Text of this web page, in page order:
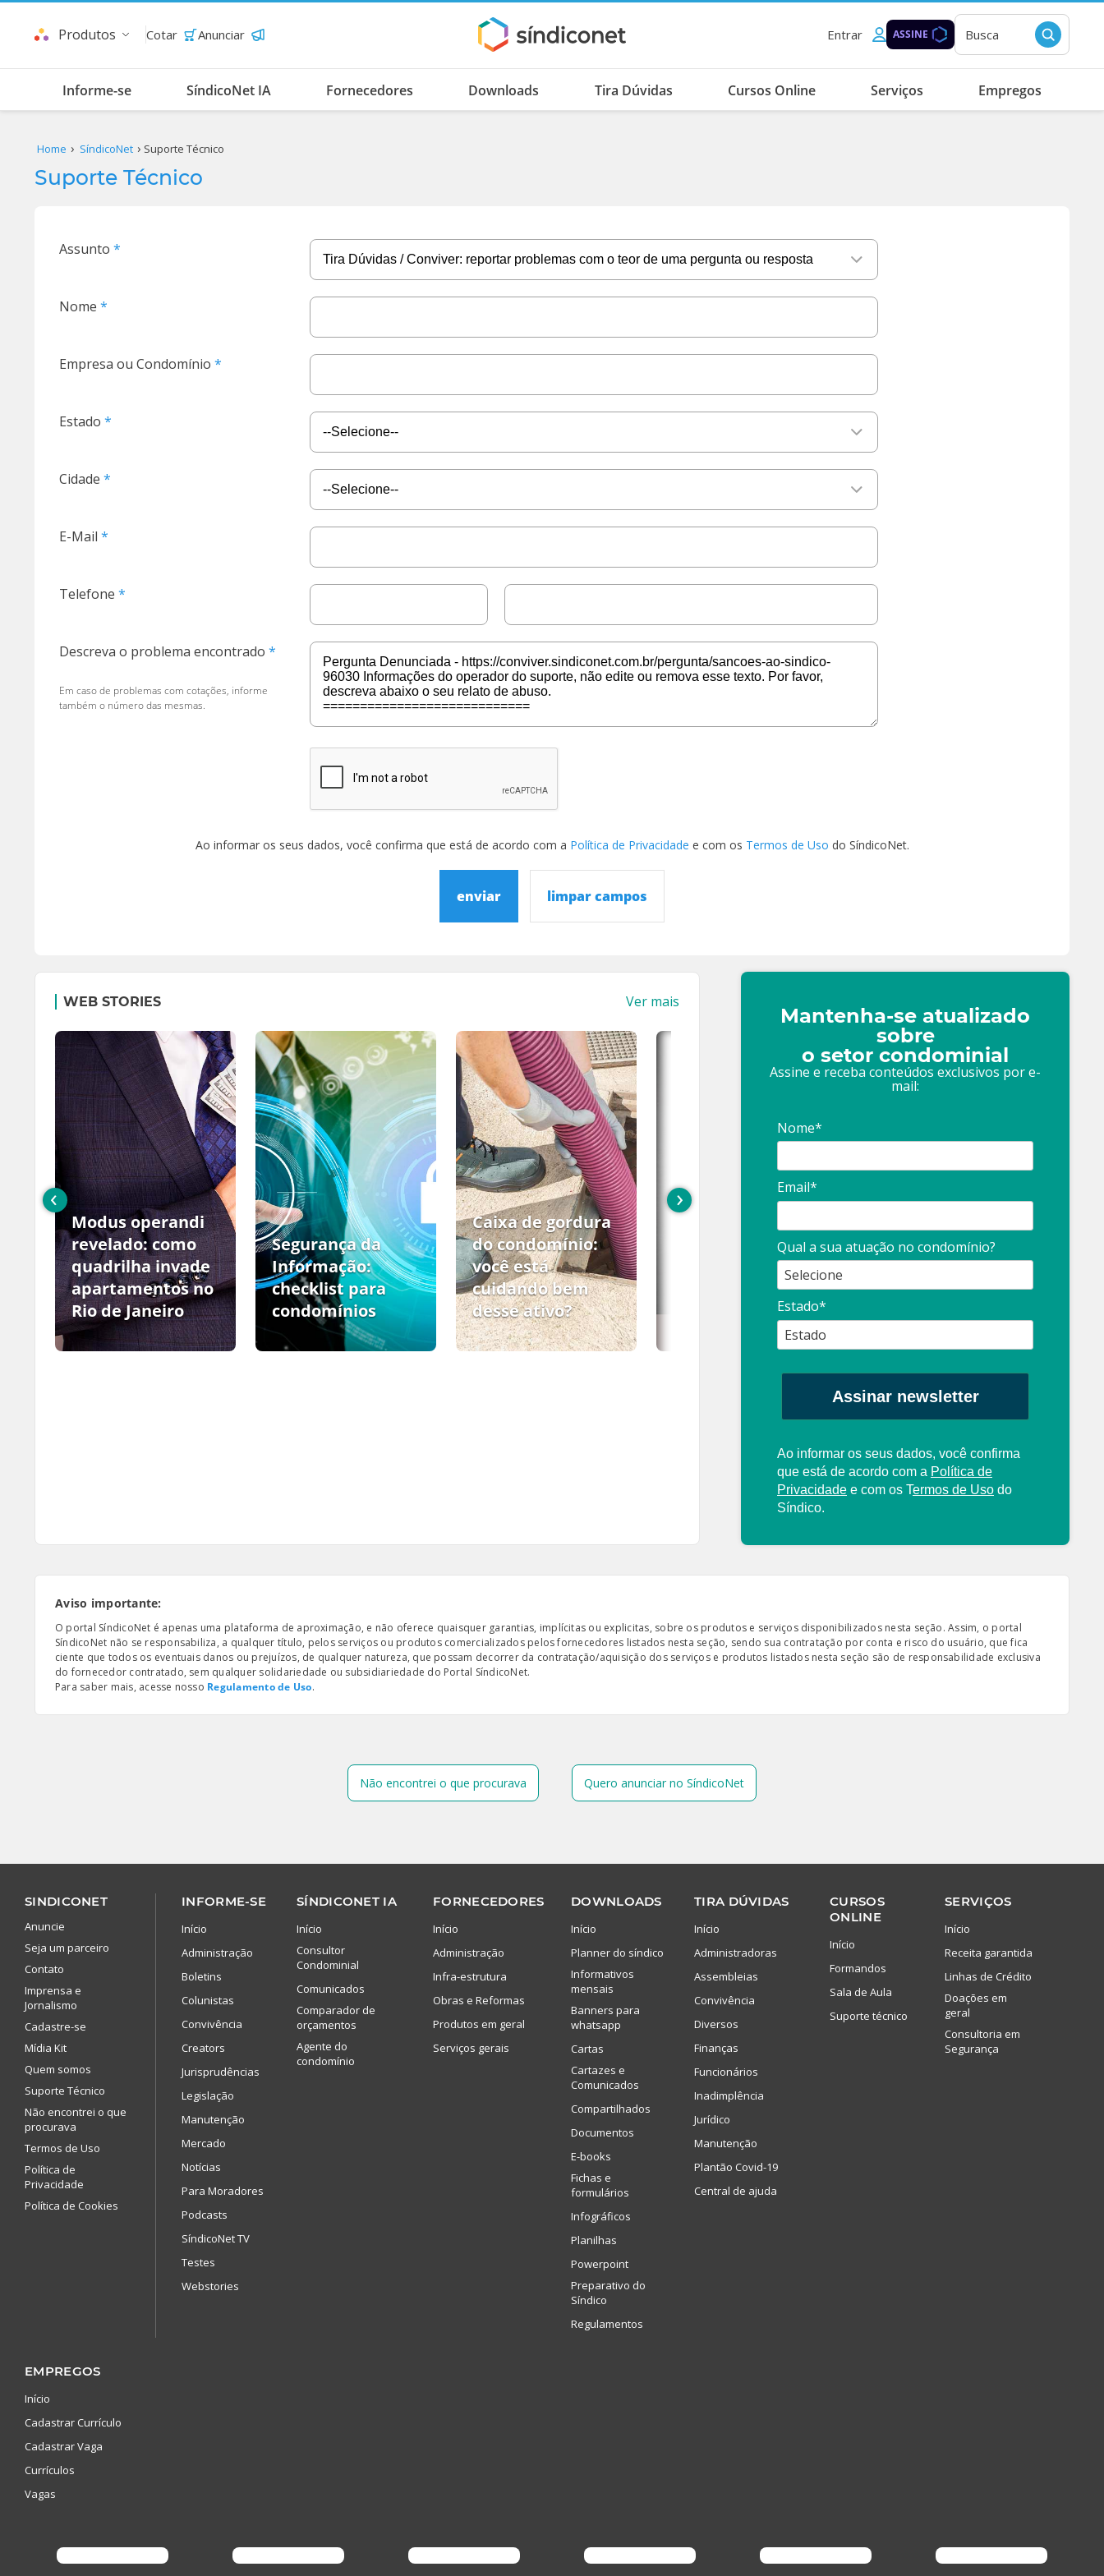
Produtos Cotar Anunciar Entrar ASSINE Busca
Informe-se SíndicoNet IA Fornecedores Downloads Tira Dúvidas Cursos Online Serviços Empregos
Home SíndicoNet Suporte Técnico
Suporte Técnico
Assunto
Nome
Empresa ou Condomínio
Estado
Cidade
E-Mail
Telefone
Descreva o problema encontrado
Em caso de problemas com cotações, informe
também o número das mesmas.
Ao informar os seus dados, você confirma que está de acordo com a Política de Privacidade e com os Termos de Uso do SíndicoNet.
enviar limpar campos
WEB STORIES Ver mais
Modus operandi
revelado: como
quadrilha invade
apartamentos no
Rio de Janeiro
Segurança da
Informação:
checklist para
condomínios
Caixa de gordura
do condomínio:
você está
cuidando bem
desse ativo?
PCMSO: O que é?
profissional:
cuidado com as
propagandas
‹ ›
Mantenha-se atualizado
sobre
o setor condominial
Assine e receba conteúdos exclusivos por e-
mail:
Nome*
Email*
Qual a sua atuação no condomínio?
Estado*
Assinar newsletter
Ao informar os seus dados, você confirma
que está de acordo com a Política de
Privacidade e com os Termos de Uso do
Síndico.
Aviso importante:
O portal SíndicoNet é apenas uma plataforma de aproximação, e não oferece quaisquer garantias, implícitas ou explicitas, sobre os produtos e serviços disponibilizados nesta seção. Assim, o portal
SíndicoNet não se responsabiliza, a qualquer título, pelos serviços ou produtos comercializados pelos fornecedores listados nesta seção, sendo sua contratação por conta e risco do usuário, que fica
ciente que todos os eventuais danos ou prejuízos, de qualquer natureza, que possam decorrer da contratação/aquisição dos serviços e produtos listados nesta seção são de responsabilidade exclusiva
do fornecedor contratado, sem qualquer solidariedade ou subsidiariedade do Portal SíndicoNet.
Para saber mais, acesse nosso Regulamento de Uso.
Não encontrei o que procurava Quero anunciar no SíndicoNet
SINDICONET
Anuncie
Seja um parceiro
Contato
Imprensa e
Jornalismo
Cadastre-se
Mídia Kit
Quem somos
Suporte Técnico
Não encontrei o que
procurava
Termos de Uso
Política de
Privacidade
Política de Cookies
INFORME-SE
Início
Administração
Boletins
Colunistas
Convivência
Creators
Jurisprudências
Legislação
Manutenção
Mercado
Notícias
Para Moradores
Podcasts
SíndicoNet TV
Testes
Webstories
SÍNDICONET IA
Início
Consultor
Condominial
Comunicados
Comparador de
orçamentos
Agente do
condomínio
FORNECEDORES
Início
Administração
Infra-estrutura
Obras e Reformas
Produtos em geral
Serviços gerais
DOWNLOADS
Início
Planner do síndico
Informativos
mensais
Banners para
whatsapp
Cartas
Cartazes e
Comunicados
Compartilhados
Documentos
E-books
Fichas e
formulários
Infográficos
Planilhas
Powerpoint
Preparativo do
Síndico
Regulamentos
TIRA DÚVIDAS
Início
Administradoras
Assembleias
Convivência
Diversos
Finanças
Funcionários
Inadimplência
Jurídico
Manutenção
Plantão Covid-19
Central de ajuda
CURSOS
ONLINE
Início
Formandos
Sala de Aula
Suporte técnico
SERVIÇOS
Início
Receita garantida
Linhas de Crédito
Doações em
geral
Consultoria em
Segurança
EMPREGOS
Início
Cadastrar Currículo
Cadastrar Vaga
Currículos
Vagas